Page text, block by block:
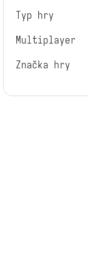
Typ hry
Multiplayer
Značka hry